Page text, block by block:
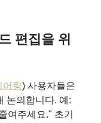
편집을 위
어링) 사용자들은
논의합니다. 예:
여주세요." 초기